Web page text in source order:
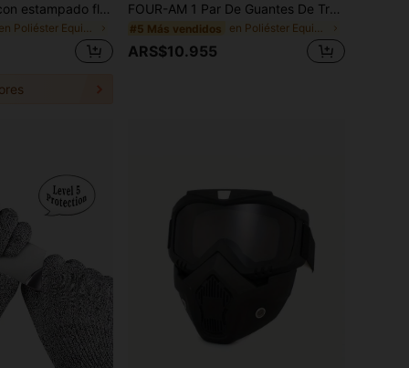
1 pieza Delantal con estampado floral – Delantal estilo princesa resistente al aceite y a las manchas con bolsillos y detalles de encaje; Delantal de cocina con estampado floral estilo vintage para mujeres – Perfecto para limpiar la cocina, la sala de estar o el baño; Un elemento esencial de limpieza de cocina.
en Poliéster Equipo de protección personal
FOUR-AM 1 Par De Guantes De Trabajo Ligeros De Alto Rendimiento Para Hombre Y Mujer, Respirables, Con Buena Destreza Y Pantalla Táctil Para Usos Múltiples, Excelente Agarre En Color Verde Oliva
#5 Más vendidos en Poliéster Equipo de protección personal
ARS$10.955